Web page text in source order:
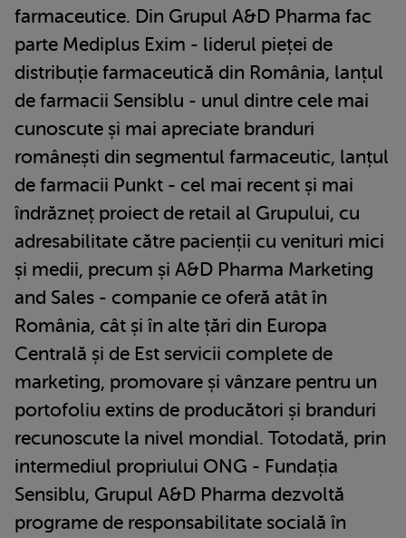
farmaceutice. Din Grupul A&D Pharma fac
parte Mediplus Exim - liderul pieței de
distribuție farmaceutică din România, lanțul
de farmacii Sensiblu - unul dintre cele mai
cunoscute și mai apreciate branduri
românești din segmentul farmaceutic, lanțul
de farmacii Punkt - cel mai recent și mai
îndrăzneț proiect de retail al Grupului, cu
adresabilitate către pacienții cu venituri mici
și medii, precum și A&D Pharma Marketing
and Sales - companie ce oferă atât în
România, cât și în alte țări din Europa
Centrală și de Est servicii complete de
marketing, promovare și vânzare pentru un
portofoliu extins de producători și branduri
recunoscute la nivel mondial. Totodată, prin
intermediul propriului ONG - Fundația
Sensiblu, Grupul A&D Pharma dezvoltă
programe de responsabilitate socială în